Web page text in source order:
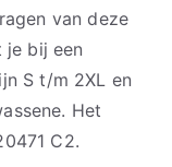
van deze
je bij een
S t/m 2XL en
Het
C2.